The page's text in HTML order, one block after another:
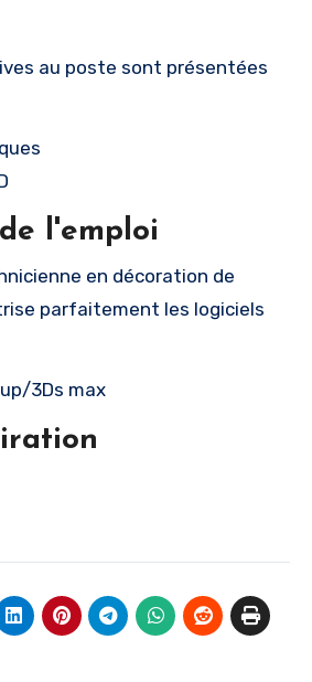
au poste sont présentées
l'emploi
en décoration de
parfaitement les logiciels
3Ds max